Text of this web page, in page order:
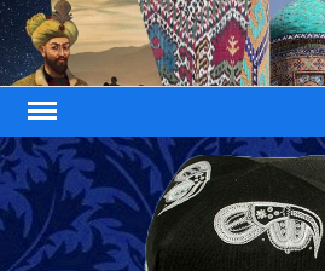
Skip
to
content